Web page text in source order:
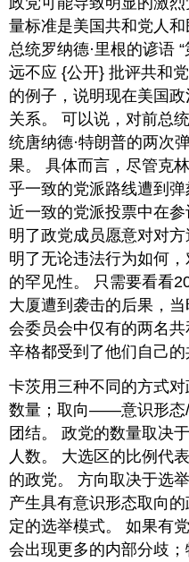
量标准是美国共和党人
总统罗纳德·里根的谚语
远不应 {公开} 批评共和
的例子，说明现在美国
关系。 可以说，对前总
统唐纳德·特朗普的两次
果。 具体而言，尽管克
乎一致的党派路线遭到
近一致的党派投票中在
明了政党成员愿意对对
明了无论违法行为如何
的罕见性。 只需要看看
大厦遭到袭击的后果，
会委员会中仅有的两名共
辛格都受到了他们自己的
卡茨用三种不同的方式
数量；取向——意识形态/
团结。 政党的数量取决
人数。 大选区的比例代
的政党。 方向取决于选
产生具有意识形态取向
定的选举模式。 如果有
会出现更多的内部分歧